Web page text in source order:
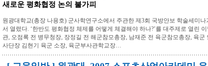
새로운 평화협정 논의 불가피
원광대학교(총장 나용호) 군사학연구소에서 주관한 제3회 국방안보 학술세미
서 열렸다. ‘한반도 평화협정 체제를 어떻게 체결해야 하나?’를 대주제로 열린
관, 오점록 전 병무청장, 장정길 전 해군참모총장, 남재준 전 육군참모총장, 육
사단장 김현기 육군 소장, 육군부사관학교장…